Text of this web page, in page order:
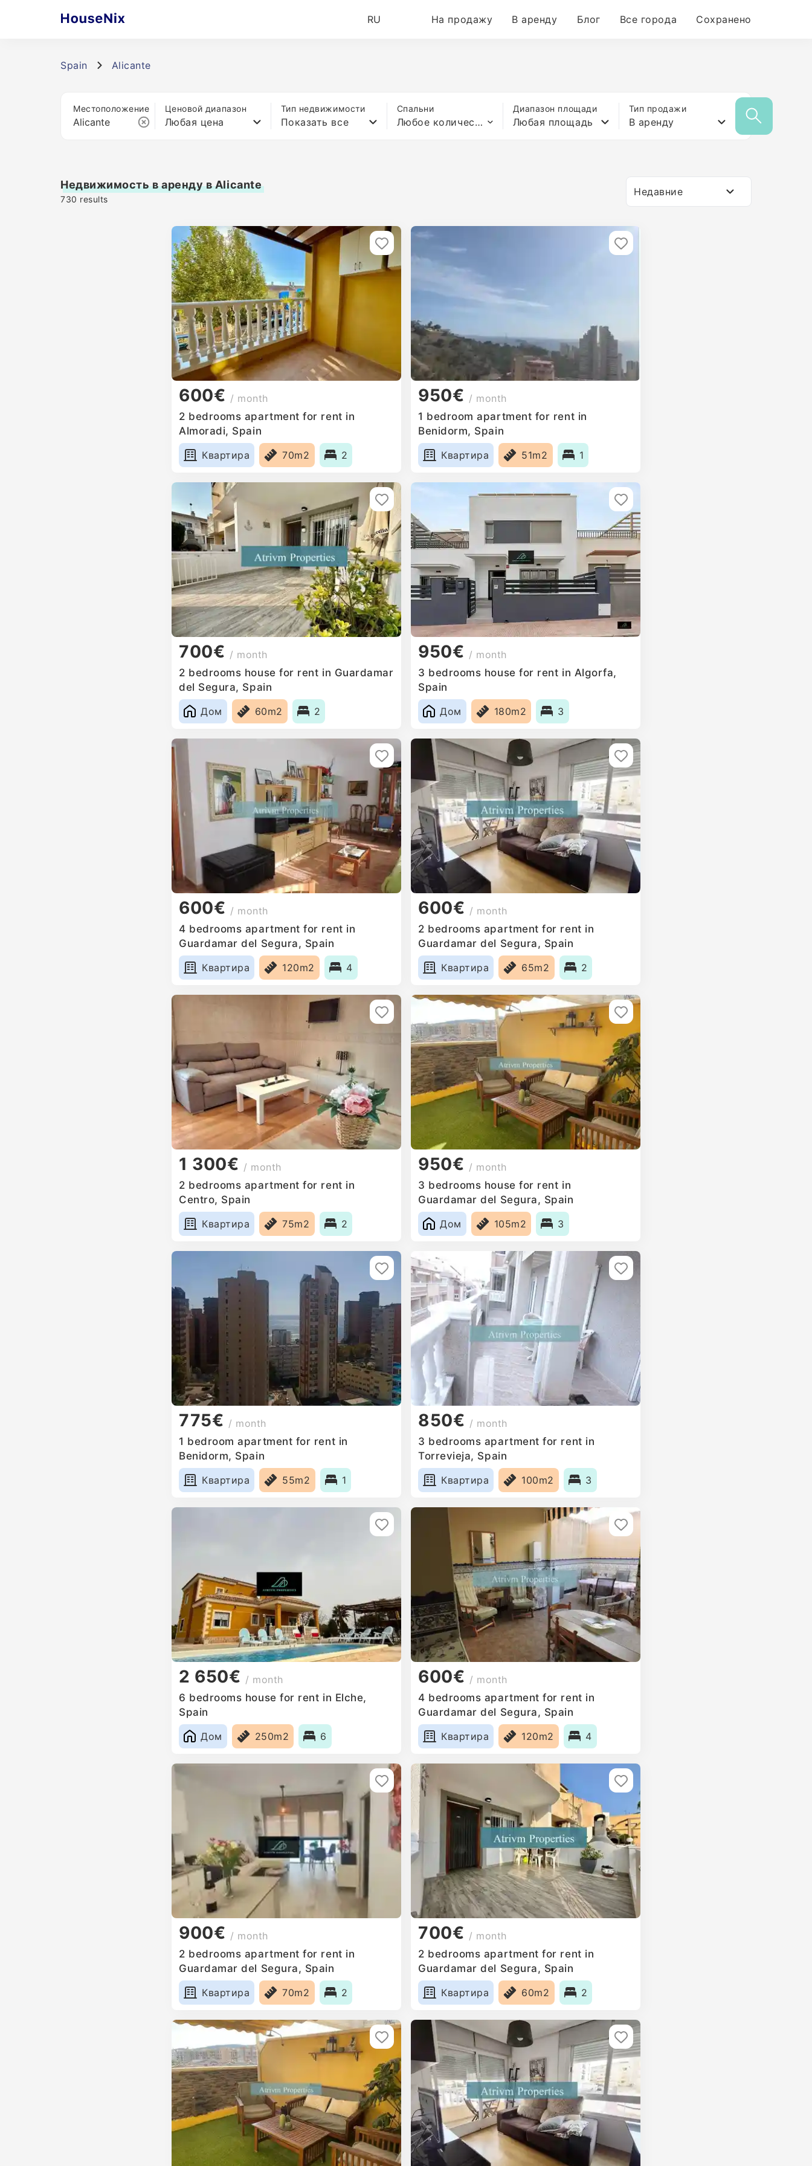
RU На продажу В аренду Блог Все города Сохранено
Spain Alicante
Местоположение Ценовой диапазон
Любая цена
Тип недвижимости
Показать все
Спальни
Любое количество спален
Диапазон площади
Любая площадь
Тип продажи
В аренду
Недвижимость в аренду в Alicante
730 results
Недавние
600€ / month
2 bedrooms apartment for rent in
Almoradi, Spain
Квартира
70m2 2
950€ / month
1 bedroom apartment for rent in
Benidorm, Spain
Квартира
51m2 1
700€ / month
2 bedrooms house for rent in Guardamar
del Segura, Spain
Дом
60m2 2
950€ / month
3 bedrooms house for rent in Algorfa,
Spain
Дом
180m2 3
600€ / month
4 bedrooms apartment for rent in
Guardamar del Segura, Spain
Квартира
120m2 4
600€ / month
2 bedrooms apartment for rent in
Guardamar del Segura, Spain
Квартира
65m2 2
1 300€ / month
2 bedrooms apartment for rent in
Centro, Spain
Квартира
75m2 2
950€ / month
3 bedrooms house for rent in
Guardamar del Segura, Spain
Дом
105m2 3
775€ / month
1 bedroom apartment for rent in
Benidorm, Spain
Квартира
55m2 1
850€ / month
3 bedrooms apartment for rent in
Torrevieja, Spain
Квартира
100m2 3
2 650€ / month
6 bedrooms house for rent in Elche,
Spain
Дом
250m2 6
600€ / month
4 bedrooms apartment for rent in
Guardamar del Segura, Spain
Квартира
120m2 4
900€ / month
2 bedrooms apartment for rent in
Guardamar del Segura, Spain
Квартира
70m2 2
700€ / month
2 bedrooms apartment for rent in
Guardamar del Segura, Spain
Квартира
60m2 2